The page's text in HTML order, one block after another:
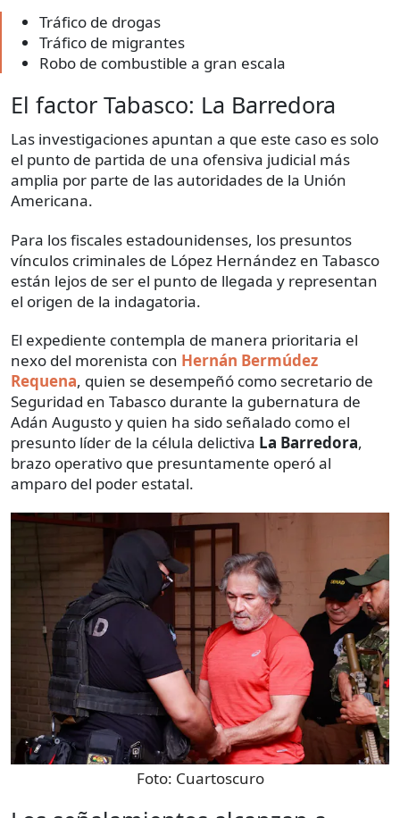
Tráfico de drogas
Tráfico de migrantes
Robo de combustible a gran escala
El factor Tabasco: La Barredora
Las investigaciones apuntan a que este caso es solo
el punto de partida de una ofensiva judicial más
amplia por parte de las autoridades de la Unión
Americana.
Para los fiscales estadounidenses, los presuntos
vínculos criminales de López Hernández en Tabasco
están lejos de ser el punto de llegada y representan
el origen de la indagatoria.
El expediente contempla de manera prioritaria el
nexo del morenista con Hernán Bermúdez
Requena, quien se desempeñó como secretario de
Seguridad en Tabasco durante la gubernatura de
Adán Augusto y quien ha sido señalado como el
presunto líder de la célula delictiva La Barredora,
brazo operativo que presuntamente operó al
amparo del poder estatal.
Foto: Cuartoscuro